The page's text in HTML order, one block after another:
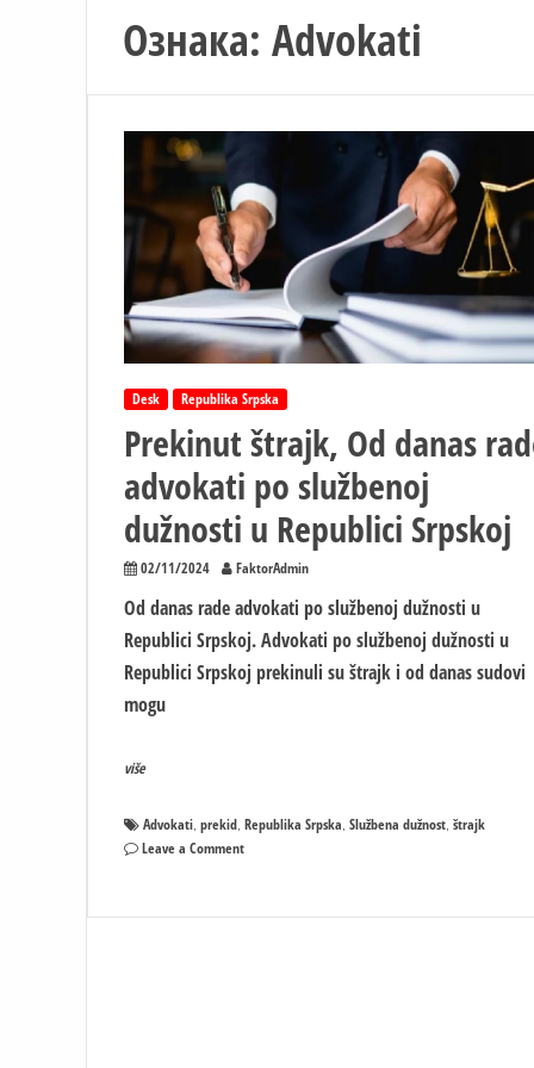
Ознака: Advokati
Desk Republika Srpska
Prekinut štrajk, Od danas
advokati po službenoj
dužnosti u Republici Srpskoj
02/11/2024 FaktorAdmin
Od danas rade advokati po službenoj dužnosti u
Republici Srpskoj. Advokati po službenoj dužnosti u
Republici Srpskoj prekinuli su štrajk i od danas sudovi
mogu
više
Advokati, prekid, Republika Srpska, Službena dužnost, štrajk
Leave a Commenton
Od